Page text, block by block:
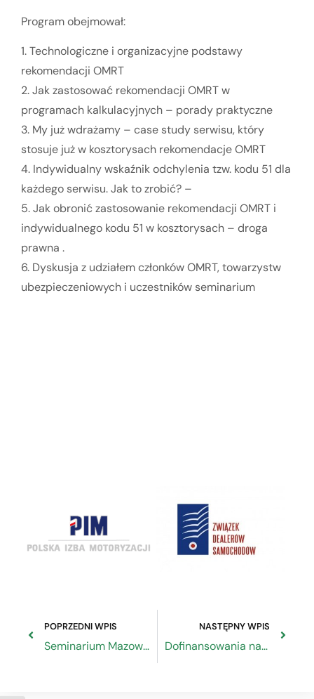
Program obejmował:
1. Technologiczne i organizacyjne podstawy
rekomendacji OMRT
2. Jak zastosować rekomendacji OMRT w
programach kalkulacyjnych – porady praktyczne
3. My już wdrażamy – case study serwisu, który
stosuje już w kosztorysach rekomendacje OMRT
4. Indywidualny wskaźnik odchylenia tzw. kodu 51 dla
każdego serwisu. Jak to zrobić? –
5. Jak obronić zastosowanie rekomendacji OMRT i
indywidualnego kodu 51 w kosztorysach – droga
prawna .
6. Dyskusja z udziałem członków OMRT, towarzystw
ubezpieczeniowych i uczestników seminarium
POPRZEDNI WPIS
Seminarium Mazowieckie dla projektantów instalacji elektrycznych i automatyki budynków
NASTĘPNY WPIS
Dofinansowania na innowacje technologiczne dla MŚP